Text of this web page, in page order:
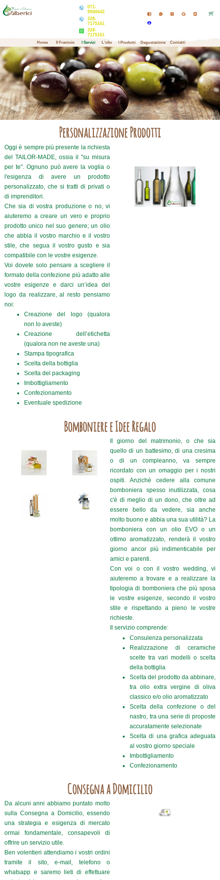
071-
9940642
328-
7175161
328-
7175161
Home Il Frantoio I Servizi L'olio I Prodotti Degustazione Contatti
Personalizzazione Prodotti
Oggi è sempre più presente la richiesta
del TAILOR-MADE, ossia il "su misura
per te". Ognuno può avere la voglia o
l'esigenza di avere un prodotto
personalizzato, che si tratti di privati o
di imprenditori.
Che sia di vostra produzione o no, vi
aiuteremo a creare un vero e proprio
prodotto unico nel suo genere; un olio
che abbia il vostro marchio e il vostro
stile, che segua il vostro gusto e sia
compatibile con le vostre esigenze.
Voi dovete solo pensare a scegliere il
formato della confezione più adatto alle
vostre esigenze e darci un’idea del
logo da realizzare, al resto pensiamo
noi:
Creazione del logo (qualora
non lo aveste)
Creazione dell’etichetta
(qualora non ne aveste una)
Stampa tipografica
Scelta della bottiglia
Scelta del packaging
Imbottigliamento
Confezionamento
Eventuale spedizione
Bomboniere e Idee Regalo
Il giorno del matrimonio, o che sia
quello di un battesimo, di una cresima
o di un compleanno, va sempre
ricordato con un omaggio per i nostri
ospiti. Anzichè cedere alla comune
bomboniera spesso inutilizzata, cosa
c'è di meglio di un dono, che oltre ad
essere bello da vedere, sia anche
molto buono e abbia una sua utilità? La
bomboniera con un olio EVO o un
ottimo aromatizzato, renderà il vostro
giorno ancor più indimenticabile per
amici e parenti.
Con voi o con il vostro wedding, vi
aiuteremo a trovare e a realizzare la
tipologia di bomboniera che più sposa
le vostre esigenze, secondo il vostro
stile e rispettando a pieno le vostre
richieste.
Il servizio comprende:
Consulenza personalizzata
Realizzazione di ceramiche
scelte tra vari modelli o scelta
della bottiglia
Scelta del prodotto da abbinare,
tra olio extra vergine di oliva
classico e/o olio aromatizzato
Scelta della confezione o del
nastro, tra una serie di proposte
accuratamente selezionate
Scelta di una grafica adeguata
al vostro giorno speciale
Imbottigliamento
Confezionamento
Consegna a Domicilio
Da alcuni anni abbiamo puntato molto
sulla Consegna a Domicilio, essendo
una strategia e esigenza di mercato
ormai fondamentale, consapevoli di
offrire un servizio utile.
Ben volentieri attendiamo i vostri ordini
tramite il sito, e-mail, telefono o
whatsapp e saremo lieti di effettuare